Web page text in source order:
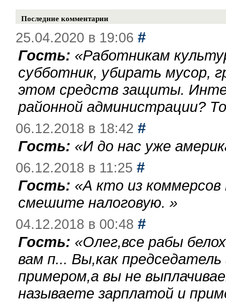
Последние комментарии
25.04.2020 в 19:06 #
Гость: «Работникам
субботник, убирать мусор,
этом средств защиты.
районной администрации?
06.12.2018 в 18:42 #
Гость: «И до нас уже
06.12.2018 в 11:25 #
Гость: «А кто из
смешите налоговую. »
04.12.2018 в 00:48 #
Гость: «Олег,все рабы
вам п... Вы,как
примером,а вы не
называете зарплатой и